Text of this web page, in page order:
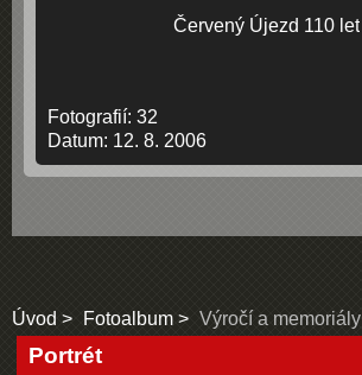
Červený Újezd 110 let
Fotografií: 32
Datum: 12. 8. 2006
Úvod Fotoalbum Výročí a memoriály
Portrét